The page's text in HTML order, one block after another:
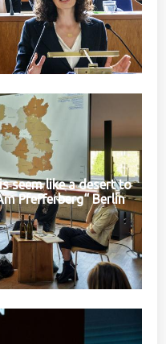
seem like a desert to
Pfefferberg“ Berlin